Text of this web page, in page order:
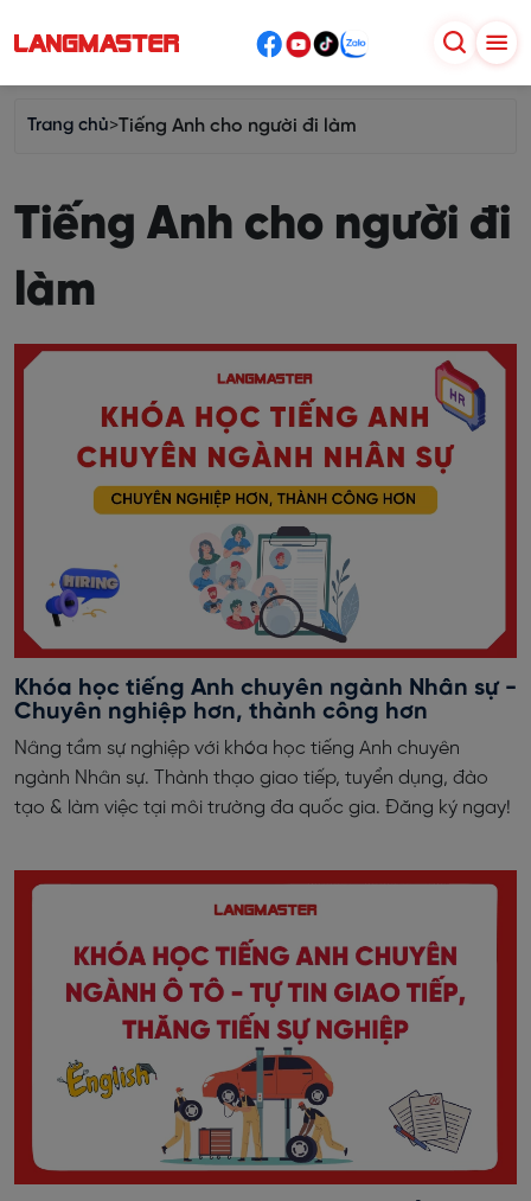
Trang chủ>Tiếng Anh cho người đi làm
Tiếng Anh cho người đi
làm
Khóa học tiếng Anh chuyên ngành Nhân sự -
Chuyên nghiệp hơn, thành công hơn
Nâng tầm sự nghiệp với khóa học tiếng Anh chuyên
ngành Nhân sự. Thành thạo giao tiếp, tuyển dụng, đào
tạo & làm việc tại môi trường đa quốc gia. Đăng ký ngay!